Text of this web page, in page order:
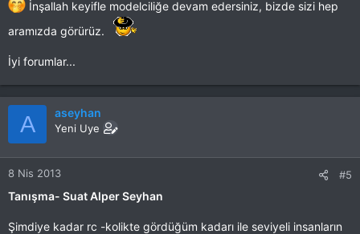
İnşallah keyifle modelciliğe devam edersiniz, bizde sizi hep
aramızda görürüz.
İyi forumlar...
A aseyhan
Yeni Uye
8 Nis 2013 #5
Tanışma- Suat Alper Seyhan
Şimdiye kadar rc -kolikte gördüğüm kadarı ile seviyeli insanların